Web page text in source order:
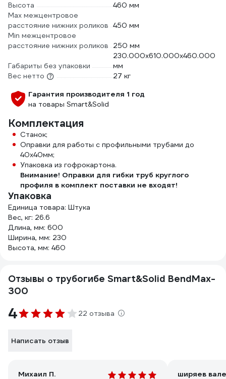
Высота
460 мм
Мах межцентровое
расстояние нижних роликов 450 мм
Min межцентровое
расстояние нижних роликов
250 мм
Габариты без упаковки
230.000х610.000х460.000
мм
Вес нетто
27 кг
Гарантия производителя 1 год
на товары Smart&Solid
Комплектация
Станок;
Оправки для работы с профильными трубами до
40х40мм;
Упаковка из гофрокартона.
Внимание! Оправки для гибки труб круглого
профиля в комплект поставки не входят!
Упаковка
Единица товара: Штука
Вес, кг: 26.6
Длина, мм: 600
Ширина, мм: 230
Высота, мм: 460
Отзывы о трубогибе Smart&Solid BendMax-
300
4 22 отзыва
Написать отзыв
Михаил П. ширяев